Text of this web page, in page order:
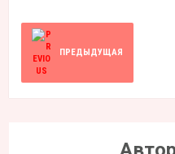
ПРЕДЫДУЩАЯ